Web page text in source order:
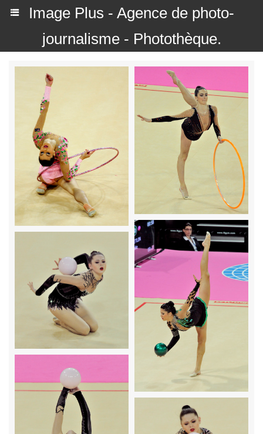
Image Plus - Agence de photo-
journalisme - Photothèque.